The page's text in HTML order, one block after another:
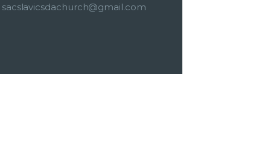
sacslavicsdachurch@gmail.com